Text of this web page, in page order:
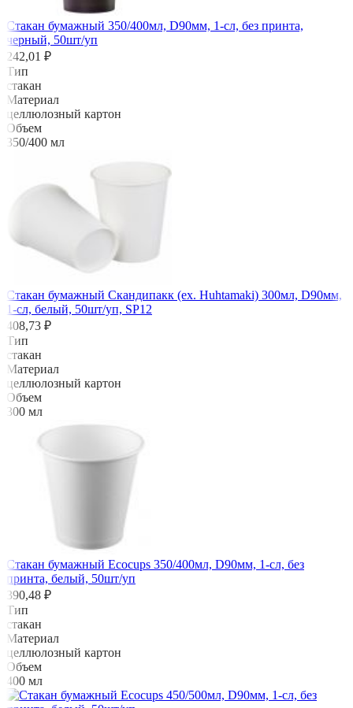
Стакан бумажный 350/400мл, D90мм, 1-сл, без принта,
черный, 50шт/уп
242,01 ₽
Тип
стакан
Материал
целлюлозный картон
Объем
350/400 мл
Стакан бумажный Скандипакк (ех. Huhtamaki) 300мл, D90мм,
1-сл, белый, 50шт/уп, SP12
408,73 ₽
Тип
стакан
Материал
целлюлозный картон
Объем
300 мл
Стакан бумажный Ecocups 350/400мл, D90мм, 1-сл, без
принта, белый, 50шт/уп
390,48 ₽
Тип
стакан
Материал
целлюлозный картон
Объем
400 мл